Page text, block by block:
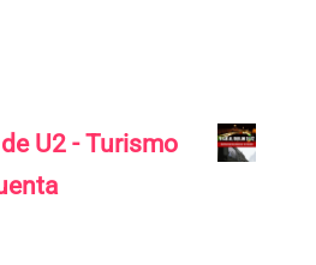
U2 - Turismo